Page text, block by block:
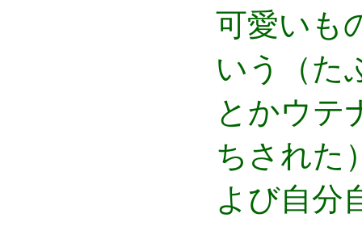
可愛いも
いう（た
とかウテ
ちされた
よび自分